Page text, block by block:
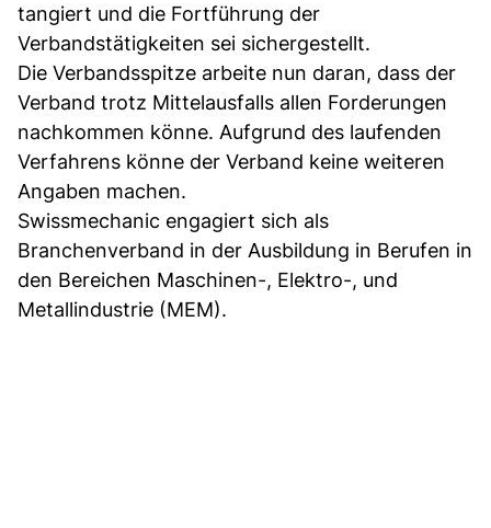
tangiert und die Fortführung der
Verbandstätigkeiten sei sichergestellt.
Die Verbandsspitze arbeite nun daran, dass der
Verband trotz Mittelausfalls allen Forderungen
nachkommen könne. Aufgrund des laufenden
Verfahrens könne der Verband keine weiteren
Angaben machen.
Swissmechanic engagiert sich als
Branchenverband in der Ausbildung in Berufen in
den Bereichen Maschinen-, Elektro-, und
Metallindustrie (MEM).